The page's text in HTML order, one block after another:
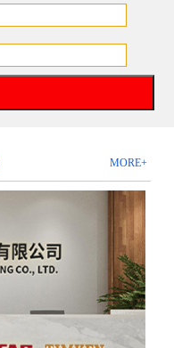
MORE+